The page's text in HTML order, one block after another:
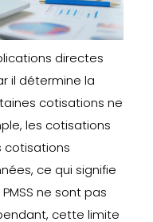
directes
il détermine la
cotisations ne
les cotisations
cotisations
ce qui signifie
ne sont pas
cette limite